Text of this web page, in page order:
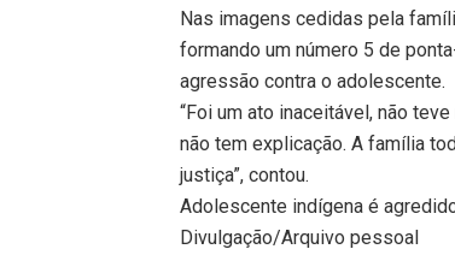
Nas imagens cedidas pela
formando um número 5 de
agressão contra o adolescente.
“Foi um ato inaceitável, não
não tem explicação. A família
justiça”, contou.
Adolescente indígena é
Divulgação/Arquivo pessoal